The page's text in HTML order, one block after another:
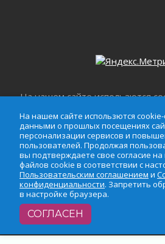
На нашем сайте использются
персонализации сервисов и
пользователей. Продолжая
сайтом, вы подтверждаете
использование файлов cookie
настоящим уведомлением,
соглашениеми
конфиденциальности
можно в настройке
На нашем сайте использются
данными о прошлых посещениях
персонализации сервисов и
пользователей. Продолжая
вы подтверждаете свое согласие
файлов cookie в соответствии с
Пользовательским соглашением и
конфиденциальности. Запретить
в настройке браузера.
СОГЛАСЕН